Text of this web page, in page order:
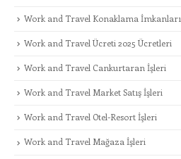
Work and Travel Konaklama İmkanları
Work and Travel Ücreti 2025 Ücretleri
Work and Travel Cankurtaran İşleri
Work and Travel Market Satış İşleri
Work and Travel Otel-Resort İşleri
Work and Travel Mağaza İşleri